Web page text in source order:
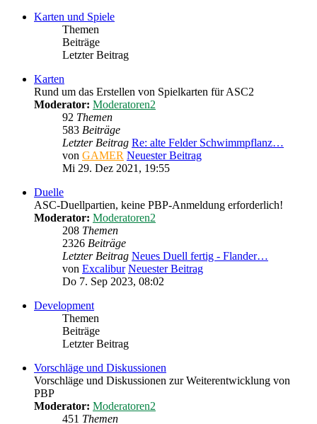
Karten und Spiele
Themen
Beiträge
Letzter Beitrag
Karten
Rund um das Erstellen von Spielkarten für ASC2
Moderator: Moderatoren2
92 Themen
583 Beiträge
Letzter Beitrag Re: alte Felder Schwimmpflanz…
von GAMER Neuester Beitrag
Mi 29. Dez 2021, 19:55
Duelle
ASC-Duellpartien, keine PBP-Anmeldung erforderlich!
Moderator: Moderatoren2
208 Themen
2326 Beiträge
Letzter Beitrag Neues Duell fertig - Flander…
von Excalibur Neuester Beitrag
Do 7. Sep 2023, 08:02
Development
Themen
Beiträge
Letzter Beitrag
Vorschläge und Diskussionen
Vorschläge und Diskussionen zur Weiterentwicklung von
PBP
Moderator: Moderatoren2
451 Themen